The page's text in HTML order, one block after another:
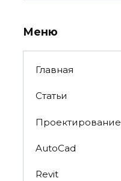
Меню
Главная
Статьи
Проектирование
AutoCad
Revit